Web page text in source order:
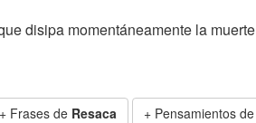
disipa momentáneamente la
+ Frases de Resaca + Pensamientos